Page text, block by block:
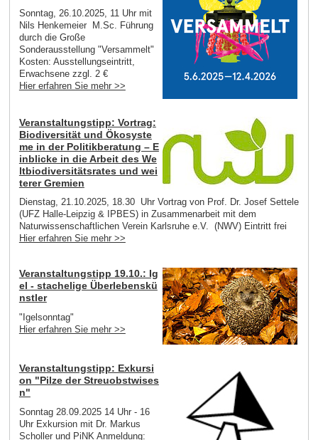
Sonntag, 26.10.2025, 11 Uhr mit
Nils Henkemeier M.Sc. Führung
durch die Große
Sonderausstellung "Versammelt"
Kosten: Ausstellungseintritt,
Erwachsene zzgl. 2 €
Hier erfahren Sie mehr >>
Veranstaltungstipp: Vortrag:
Biodiversität und Ökosyste
me in der Politikberatung – E
inblicke in die Arbeit des We
ltbiodiversitätsrates und wei
terer Gremien
Dienstag, 21.10.2025, 18.30 Uhr Vortrag von Prof. Dr. Josef Settele
(UFZ Halle-Leipzig & IPBES) in Zusammenarbeit mit dem
Naturwissenschaftlichen Verein Karlsruhe e.V. (NWV) Eintritt frei
Hier erfahren Sie mehr >>
Veranstaltungstipp 19.10.: Ig
el - stachelige Überlebenskü
nstler
"Igelsonntag"
Hier erfahren Sie mehr >>
Veranstaltungstipp: Exkursi
on "Pilze der Streuobstwises
n"
Sonntag 28.09.2025 14 Uhr - 16
Uhr Exkursion mit Dr. Markus
Scholler und PiNK Anmeldung: